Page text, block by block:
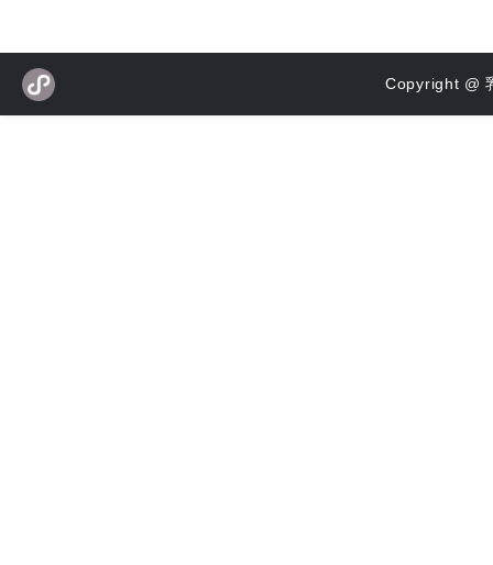
Copyright @